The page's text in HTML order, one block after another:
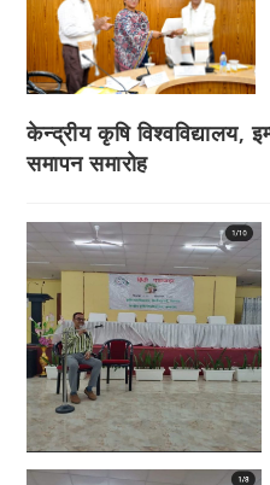
केन्द्रीय कृषि विश्वविद्यालय,
समापन समारोह